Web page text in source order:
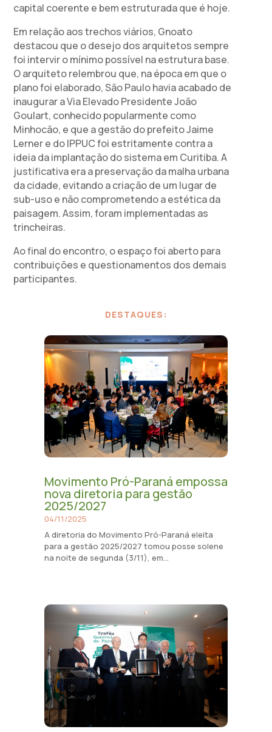
capital coerente e bem estruturada que é hoje.
Em relação aos trechos viários, Gnoato
destacou que o desejo dos arquitetos sempre
foi intervir o mínimo possível na estrutura base.
O arquiteto relembrou que, na época em que o
plano foi elaborado, São Paulo havia acabado de
inaugurar a Via Elevado Presidente João
Goulart, conhecido popularmente como
Minhocão, e que a gestão do prefeito Jaime
Lerner e do IPPUC foi estritamente contra a
ideia da implantação do sistema em Curitiba. A
justificativa era a preservação da malha urbana
da cidade, evitando a criação de um lugar de
sub-uso e não comprometendo a estética da
paisagem. Assim, foram implementadas as
trincheiras.
Ao final do encontro, o espaço foi aberto para
contribuições e questionamentos dos demais
participantes.
DESTAQUES:
Movimento Pró-Paraná empossa
nova diretoria para gestão
2025/2027
04/11/2025
A diretoria do Movimento Pró-Paraná eleita
para a gestão 2025/2027 tomou posse solene
na noite de segunda (3/11), em...